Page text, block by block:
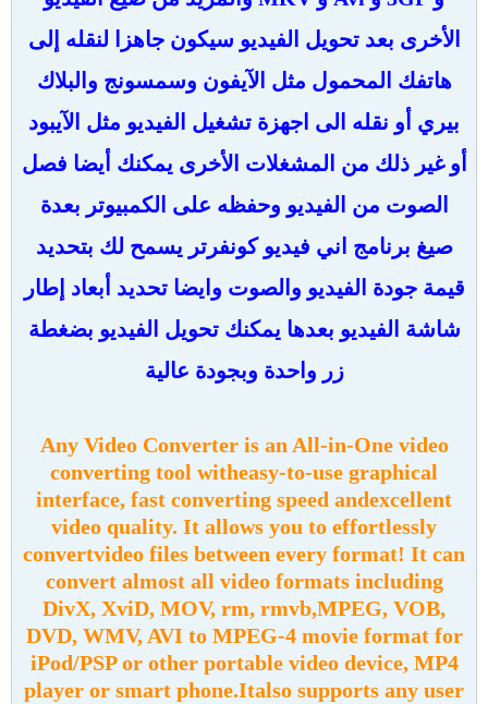
الأخرى بعد تحويل الفيديو سيكون جاهزا لنقله إلى
هاتفك المحمول مثل الآيفون وسمسونج والبلاك
بيري أو نقله الى اجهزة تشغيل الفيديو مثل الآيبود
أو غير ذلك من المشغلات الأخرى يمكنك أيضا فصل
الصوت من الفيديو وحفظه على الكمبيوتر بعدة
صيغ برنامج اني فيديو كونفرتر يسمح لك بتحديد
قيمة جودة الفيديو والصوت وايضا تحديد أبعاد إطار
شاشة الفيديو بعدها يمكنك تحويل الفيديو بضغطة
زر واحدة وبجودة عالية
Any Video Converteris an All-in-One video
converting tool witheasy-to-use graphical
interface, fast converting speed andexcellent
video quality. It allows you to effortlessly
convertvideo files between every format! It can
convert almost all video formats including
DivX, XviD, MOV, rm, rmvb,MPEG, VOB,
DVD, WMV, AVI to MPEG-4 movie format for
iPod/PSP or other portable video device, MP4
player or smart phone.Italso supports any user